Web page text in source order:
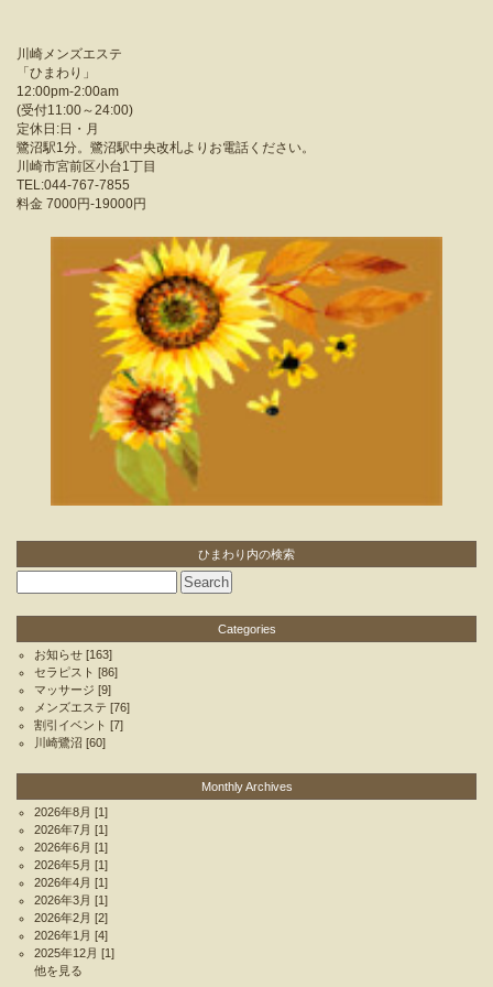
川崎メンズエステ
「ひまわり 」
12:00pm-2:00am
(受付11:00～24:00)
定休日:日・月
鷺沼駅1分。鷺沼駅中央改札よりお電話ください。
川崎市宮前区小台1丁目
TEL:044-767-7855
料金 7000円-19000円
ひまわり内の検索
Categories
お知らせ [163]
セラピスト [86]
マッサージ [9]
メンズエステ [76]
割引イベント [7]
川崎鷺沼 [60]
Monthly Archives
2026年8月 [1]
2026年7月 [1]
2026年6月 [1]
2026年5月 [1]
2026年4月 [1]
2026年3月 [1]
2026年2月 [2]
2026年1月 [4]
2025年12月 [1]
他を見る